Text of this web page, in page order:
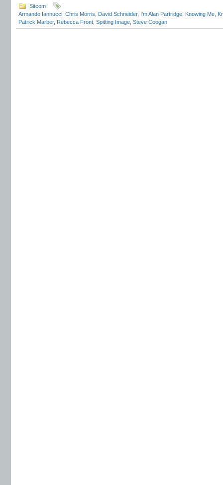
Sitcom
Armando Iannucci Chris Morris David Schneider, I'm Alan Partridge Knowing Me,
Patrick Marber, Rebecca Front Spitting Image Steve Coogan